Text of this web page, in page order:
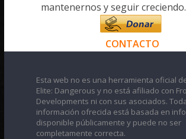
mantenernos y seguir creciendo.
CONTACTO
Esta web no es una herramienta oficial
Elite: Dangerous y no está afiliado con
Developments ni con sus asociados.
información ofrecida está basada en
disponible públicamente y puede no ser
completamente correcta.